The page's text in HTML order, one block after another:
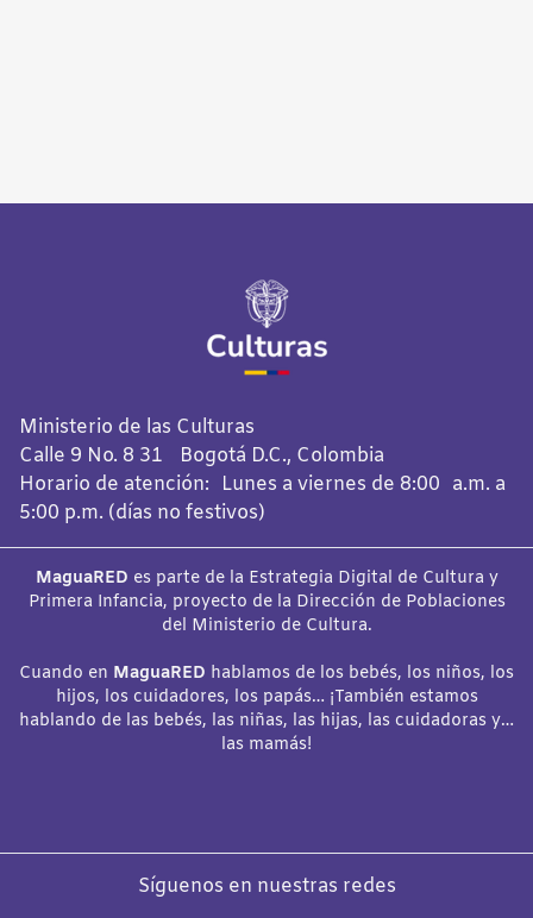
Ministerio de las Culturas
Calle 9 No. 8 31 Bogotá D.C., Colombia
Horario de atención: Lunes a viernes de 8:00 a.m. a
5:00 p.m. (días no festivos)
MaguaRED es parte de la Estrategia Digital de Cultura y
Primera Infancia, proyecto de la Dirección de Poblaciones
del Ministerio de Cultura.
Cuando en MaguaRED hablamos de los bebés, los niños, los
hijos, los cuidadores, los papás… ¡También estamos
hablando de las bebés, las niñas, las hijas, las cuidadoras y…
las mamás!
Síguenos en nuestras redes